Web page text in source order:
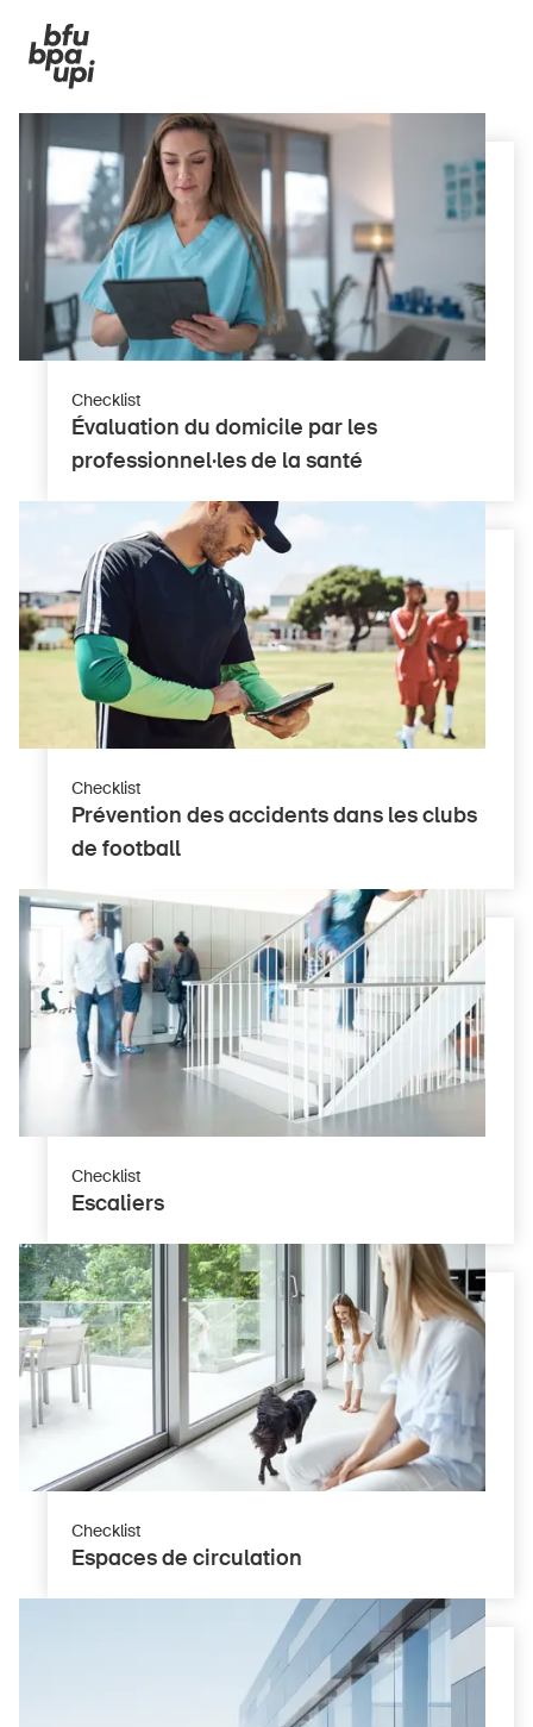
Checklist
Évaluation du domicile par les
professionnel·les de la santé
Checklist
Prévention des accidents dans les clubs
de football
Checklist
Escaliers
Checklist
Espaces de circulation